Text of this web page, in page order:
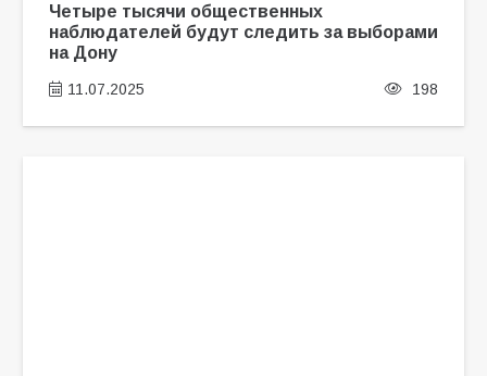
Четыре тысячи общественных
наблюдателей будут следить за выборами
на Дону
11.07.2025 198